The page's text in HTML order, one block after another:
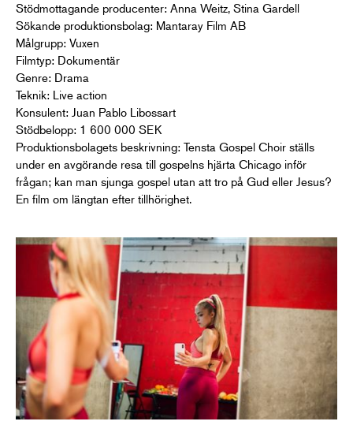
Stödmottagande producenter: Anna Weitz, Stina Gardell
Sökande produktionsbolag: Mantaray Film AB
Målgrupp: Vuxen
Filmtyp: Dokumentär
Genre: Drama
Teknik: Live action
Konsulent: Juan Pablo Libossart
Stödbelopp: 1 600 000 SEK
Produktionsbolagets beskrivning: Tensta Gospel Choir ställs
under en avgörande resa till gospelns hjärta Chicago inför
frågan; kan man sjunga gospel utan att tro på Gud eller Jesus?
En film om längtan efter tillhörighet.